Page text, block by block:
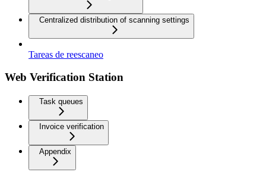
Centralized distribution of scanning settings
Tareas de reescaneo
Web Verification Station
Task queues
Invoice verification
Appendix